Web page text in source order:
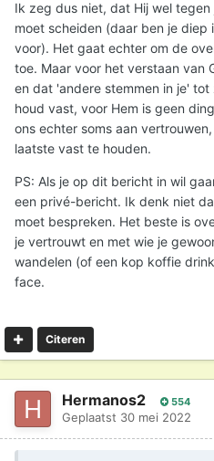
Ik zeg dus niet, dat Hij wel
moet scheiden (daar ben je diep
voor). Het gaat echter om de
toe. Maar voor het verstaan van
en dat 'andere stemmen in je'
houd vast, voor Hem is geen
ons echter soms aan
laatste vast te houden.
PS: Als je op dit bericht in wil
een privé-bericht. Ik denk niet
moet bespreken. Het beste is
je vertrouwt en met wie je
wandelen (of een kop koffie
face.
Citeren
Hermanos2 554
Geplaatst 30 mei 2022